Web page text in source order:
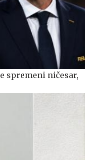
spremeni ničesar,